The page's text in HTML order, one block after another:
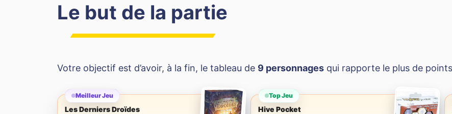
Le but de la partie
Votre objectif est d’avoir, à la fin, le tableau de 9 personnages qui rapporte le plus de
Meilleur Jeu
Les Derniers Droïdes
Top Jeu
Hive Pocket